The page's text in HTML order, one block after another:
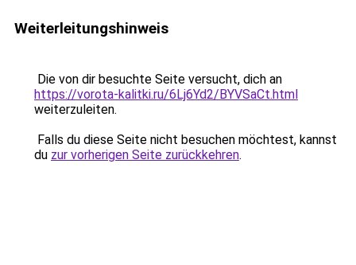
Weiterleitungshinweis
Die von dir besuchte Seite versucht, dich an
https://vorota-kalitki.ru/6Lj6Yd2/BYVSaCt.html
weiterzuleiten.
Falls du diese Seite nicht besuchen möchtest, kannst
du zur vorherigen Seite zurückkehren.